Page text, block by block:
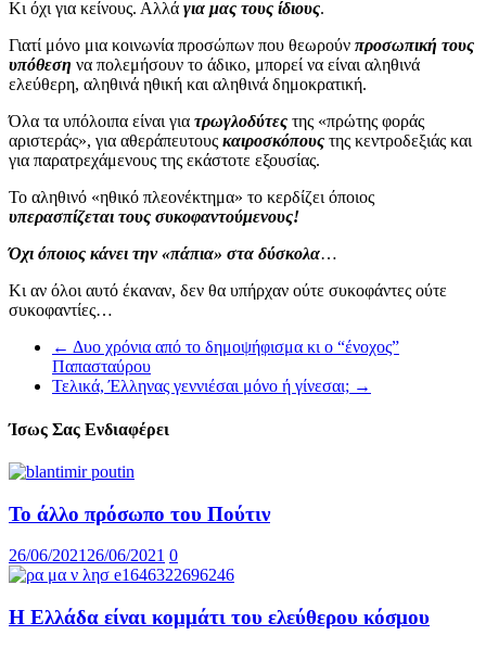
Κι όχι για κείνους. Αλλά για μας τους ίδιους.
Γιατί μόνο μια κοινωνία προσώπων που θεωρούν προσωπική τους
υπόθεση να πολεμήσουν το άδικο, μπορεί να είναι αληθινά
ελεύθερη, αληθινά ηθική και αληθινά δημοκρατική.
Όλα τα υπόλοιπα είναι για τρωγλοδύτες της «πρώτης φοράς
αριστεράς», για αθεράπευτους καιροσκόπους της κεντροδεξιάς και
για παρατρεχάμενους της εκάστοτε εξουσίας.
Το αληθινό «ηθικό πλεονέκτημα» το κερδίζει όποιος
υπερασπίζεται τους συκοφαντούμενους!
Όχι όποιος κάνει την «πάπια» στα δύσκολα…
Κι αν όλοι αυτό έκαναν, δεν θα υπήρχαν ούτε συκοφάντες ούτε
συκοφαντίες…
← Δυο χρόνια από το δημοψήφισμα κι ο “ένοχος”
Παπασταύρου
Τελικά, Έλληνας γεννιέσαι μόνο ή γίνεσαι; →
Ίσως Σας Ενδιαφέρει
Το άλλο πρόσωπο του Πούτιν
26/06/2021 26/06/2021 0
H Ελλάδα είναι κομμάτι του ελεύθερου κόσμου